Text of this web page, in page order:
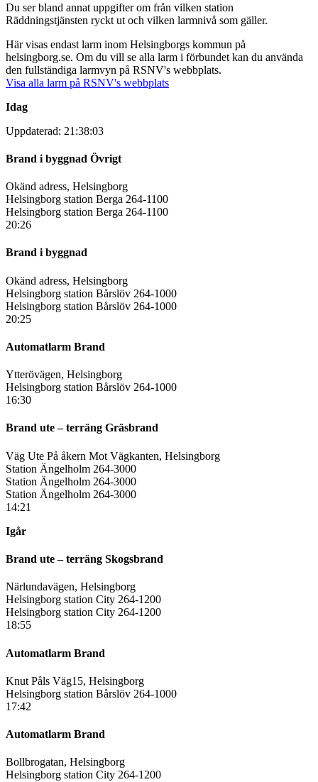
Du ser bland annat uppgifter om från vilken station
Räddningstjänsten ryckt ut och vilken larmnivå som gäller.
Här visas endast larm inom Helsingborgs kommun på
helsingborg.se. Om du vill se alla larm i förbundet kan du använda
den fullständiga larmvyn på RSNV's webbplats.
Visa alla larm på RSNV's webbplats
Idag
Uppdaterad: 21:38:03
Brand i byggnad Övrigt
Okänd adress, Helsingborg
Helsingborg station Berga 264-1100
Helsingborg station Berga 264-1100
20:26
Brand i byggnad
Okänd adress, Helsingborg
Helsingborg station Bårslöv 264-1000
Helsingborg station Bårslöv 264-1000
20:25
Automatlarm Brand
Ytterövägen, Helsingborg
Helsingborg station Bårslöv 264-1000
16:30
Brand ute – terräng Gräsbrand
Väg Ute På åkern Mot Vägkanten, Helsingborg
Station Ängelholm 264-3000
Station Ängelholm 264-3000
Station Ängelholm 264-3000
14:21
Igår
Brand ute – terräng Skogsbrand
Närlundavägen, Helsingborg
Helsingborg station City 264-1200
Helsingborg station City 264-1200
18:55
Automatlarm Brand
Knut Påls Väg15, Helsingborg
Helsingborg station Bårslöv 264-1000
17:42
Automatlarm Brand
Bollbrogatan, Helsingborg
Helsingborg station City 264-1200